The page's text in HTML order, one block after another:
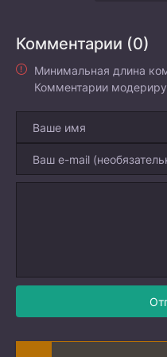
Комментарии (0)
Минимальная длина
Комментарии